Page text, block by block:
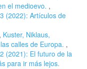
el medioevo. ,
(2022): Artículos de
Kuster, Niklaus,
calles de Europa. ,
(2021): El futuro de la
para ir más lejos.